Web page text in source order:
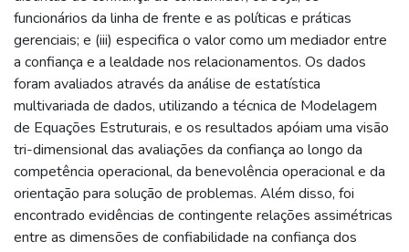
funcionários da linha de frente e as políticas e práticas
gerenciais; e (iii) especifica o valor como um mediador entre
a confiança e a lealdade nos relacionamentos. Os dados
foram avaliados através da análise de estatística
multivariada de dados, utilizando a técnica de Modelagem
de Equações Estruturais, e os resultados apóiam uma visão
tri-dimensional das avaliações da confiança ao longo da
competência operacional, da benevolência operacional e da
orientação para solução de problemas. Além disso, foi
encontrado evidências de contingente relações assimétricas
entre as dimensões de confiabilidade na confiança dos